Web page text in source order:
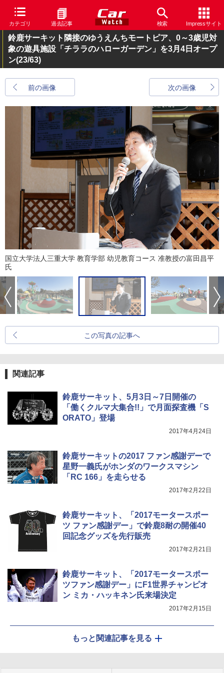
カテゴリ 過去記事 検索 Impressサイト
鈴鹿サーキット隣接のゆうえんちモートピア、0～3歳児対
象の遊具施設「チララのハローガーデン」を3月4日オープ
ン(23/63)
前の画像 次の画像
国立大学法人三重大学 教育学部 幼児教育コース 准教授の富田昌平
氏
この写真の記事へ
関連記事
鈴鹿サーキット、5月3日～7日開催の
「働くクルマ大集合!!」で月面探査機「S
ORATO」登場
2017年4月24日
鈴鹿サーキットの2017 ファン感謝デーで
星野一義氏がホンダのワークスマシン
「RC 166」を走らせる
2017年2月22日
鈴鹿サーキット、「2017モータースポー
ツ ファン感謝デー」で鈴鹿8耐の開催40
回記念グッズを先行販売
2017年2月21日
鈴鹿サーキット、「2017モータースポー
ツファン感謝デー」にF1世界チャンピオ
ン ミカ・ハッキネン氏来場決定
2017年2月15日
もっと関連記事を見る